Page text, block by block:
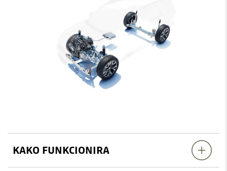
KAKO FUNKCIONIRA